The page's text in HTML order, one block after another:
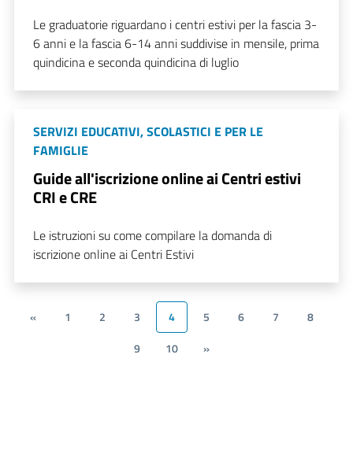
Le graduatorie riguardano i centri estivi per la fascia 3-
6 anni e la fascia 6-14 anni suddivise in mensile, prima
quindicina e seconda quindicina di luglio
SERVIZI EDUCATIVI, SCOLASTICI E PER LE
FAMIGLIE
Guide all'iscrizione online ai Centri estivi
CRI e CRE
Le istruzioni su come compilare la domanda di
iscrizione online ai Centri Estivi
« 1 2 3 4 5 6 7
8
9
10 »